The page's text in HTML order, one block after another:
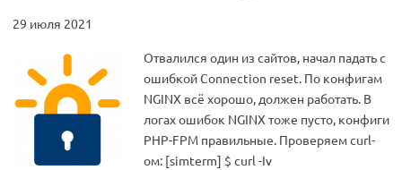
29 июля 2021
Отвалился один из сайтов, начал падать с
ошибкой Connection reset. По конфигам
NGINX всё хорошо, должен работать. В
логах ошибок NGINX тоже пусто, конфиги
PHP-FPM правильные. Проверяем curl-
ом: [simterm] $ curl -Iv